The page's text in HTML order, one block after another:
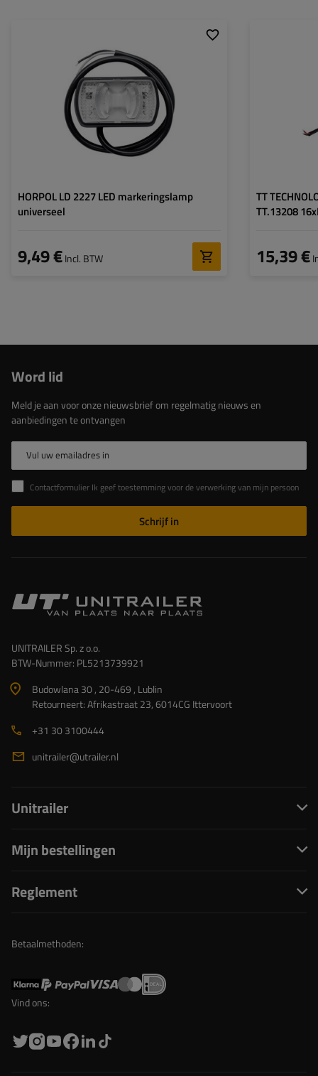
HORPOL LD 2227 LED markeringslamp
universeel
9,49 €Incl. BTW
LED
12/24 V
Lampfuncties:
breedtelicht
markeringslampen:
rond
TT
TT.13208
15,39 €
Word lid
Meld je aan voor onze nieuwsbrief om regelmatig nieuws en
aanbiedingen te ontvangen
Vul uw emailadres in
Contactformulier Ik geef toestemming voor de verwerking van mijn persoonlijke gegevens in het contactformulier in overeenstemming met de Verordening van het Europees Parlement en de Raad (EU)
Schrijf in
UNITRAILER Sp. z o.o.
BTW-Nummer: PL5213739921
Budowlana 30 , 20-469 , Lublin
Retourneert: Afrikastraat 23, 6014CG Ittervoort
+31 30 3100444
unitrailer@utrailer.nl
Unitrailer
Mijn bestellingen
Reglement
Betaalmethoden:
Vind ons: